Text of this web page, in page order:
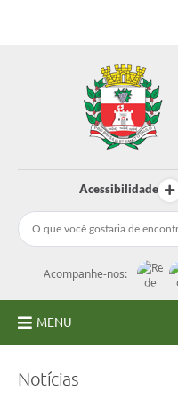
Acessibilidade
Acompanhe-nos:
MENU
Notícias